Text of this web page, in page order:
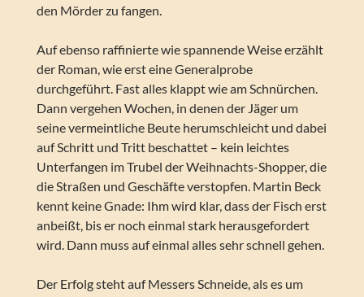
den Mörder zu fangen.
Auf ebenso raffinierte wie spannende Weise erzählt
der Roman, wie erst eine Generalprobe
durchgeführt. Fast alles klappt wie am Schnürchen.
Dann vergehen Wochen, in denen der Jäger um
seine vermeintliche Beute herumschleicht und dabei
auf Schritt und Tritt beschattet – kein leichtes
Unterfangen im Trubel der Weihnachts-Shopper, die
die Straßen und Geschäfte verstopfen. Martin Beck
kennt keine Gnade: Ihm wird klar, dass der Fisch erst
anbeißt, bis er noch einmal stark herausgefordert
wird. Dann muss auf einmal alles sehr schnell gehen.
Der Erfolg steht auf Messers Schneide, als es um